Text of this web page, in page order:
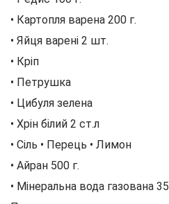
• Картопля варена 200 г.
• Яйця варені 2 шт.
• Кріп
• Петрушка
• Цибуля зелена
• Хрін білий 2 ст.л
• Сіль • Перець • Лимон
• Айран 500 г.
• Мінеральна вода газована